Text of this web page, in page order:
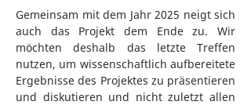
Gemeinsam mit dem Jahr 2025 neigt sich
auch das Projekt dem Ende zu. Wir
möchten deshalb das letzte Treffen
nutzen, um wissenschaftlich aufbereitete
Ergebnisse des Projektes zu präsentieren
und diskutieren und nicht zuletzt allen